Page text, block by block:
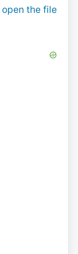
open the file